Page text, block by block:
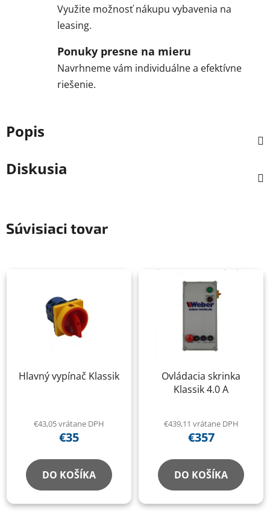
Využite možnosť nákupu vybavenia na
leasing.
Ponuky presne na mieru
Navrhneme vám individuálne a efektívne
riešenie.
Popis
Diskusia
Súvisiaci tovar
Hlavný vypínač Klassik
€43,05 vrátane DPH
€35
DO KOŠÍKA
Ovládacia skrinka
Klassik 4.0 A
€439,11 vrátane DPH
€357
DO KOŠÍKA